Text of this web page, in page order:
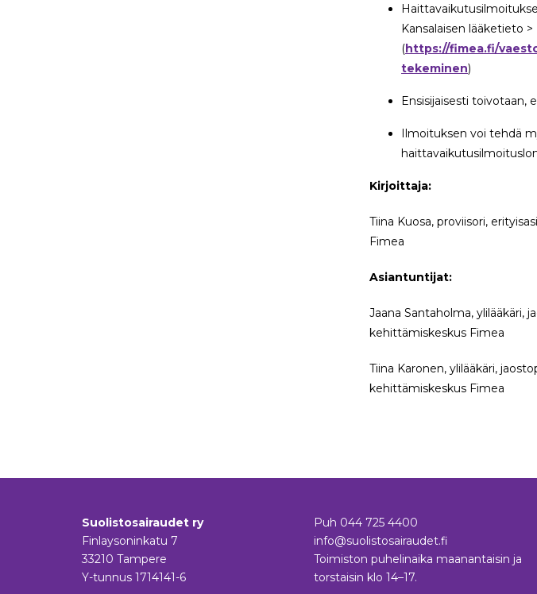
Kansalaisen lääketieto
(https://fimea.fi/
tekeminen)
Ensisijaisesti toivotaan,
Ilmoituksen voi tehdä
Kirjoittaja:
Tiina Kuosa, proviisori,
Fimea
Asiantuntijat:
Jaana Santaholma, ylilääkäri,
kehittämiskeskus Fimea
Tiina Karonen, ylilääkäri,
kehittämiskeskus Fimea
Suolistosairaudet ry
Finlaysoninkatu 7
33210 Tampere
Y-tunnus 1714141-6
Puh 044 725 4400
info@suolistosairaudet.fi
Toimiston puhelinaika maanantaisin ja
torstaisin klo 14–17.